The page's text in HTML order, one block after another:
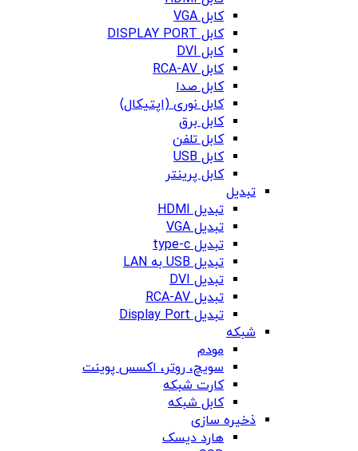
کابل VGA
کابل DISPLAY PORT
کابل DVI
کابل RCA-AV
کابل صدا
کابل نوری (اپتیکال)
کابل برق
کابل تلفن
کابل USB
کابل پرینتر
تبدیل
تبدیل HDMI
تبدیل VGA
تبدیل type-c
تبدیل USB به LAN
تبدیل DVI
تبدیل RCA-AV
تبدیل Display Port
شبکه
مودم
سویچ، روتر، اکسس پوینت
کارت شبکه
کابل شبکه
ذخیره سازی
هارد دیسک